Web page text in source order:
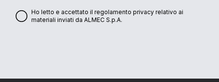
Ho letto e accettato il regolamento privacy relativo ai
materiali inviati da ALMEC S.p.A.